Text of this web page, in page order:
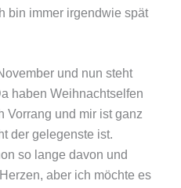
bin immer irgendwie spät
und nun steht
haben Weihnachtselfen
Vorrang und mir ist ganz
der gelegenste ist.
so lange davon und
aber ich möchte es